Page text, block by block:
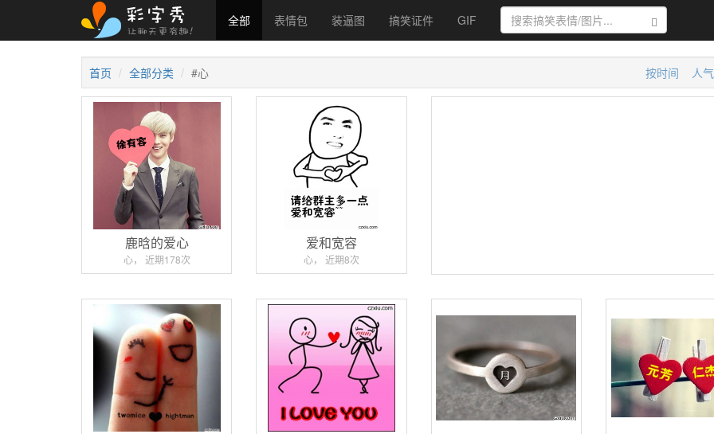
全部 表情包 装逼图 搞笑证件 GIF 搜索
首页 全部分类 #心 按时间 人气
鹿晗的爱心
心， 近期178次
爱和宽容
心， 近期8次